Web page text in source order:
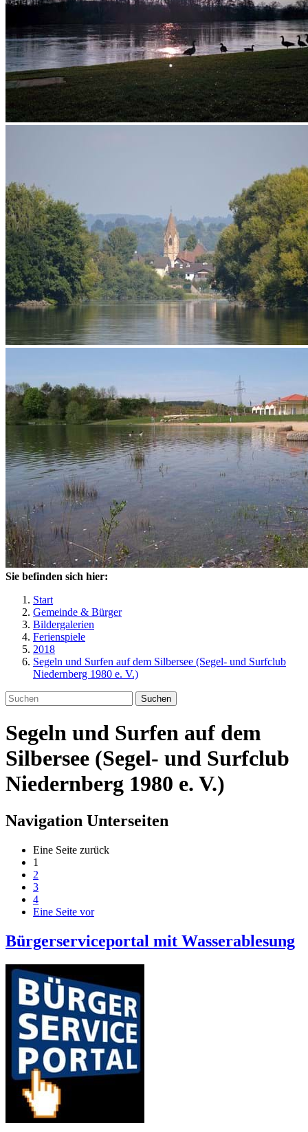
Sie befinden sich hier:
Start
Gemeinde & Bürger
Bildergalerien
Ferienspiele
2018
Segeln und Surfen auf dem Silbersee (Segel- und Surfclub
Niedernberg 1980 e. V.)
Suchen
Segeln und Surfen auf dem
Silbersee (Segel- und Surfclub
Niedernberg 1980 e. V.)
Navigation Unterseiten
Eine Seite zurück
1
2
3
4
Eine Seite vor
Bürgerserviceportal mit Wasserablesung